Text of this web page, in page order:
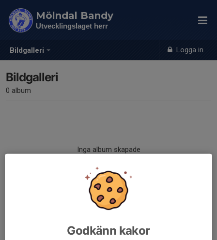
Bildgalleri Logga in
Mölndal Bandy
Utvecklingslaget herr
Bildgalleri
0 album
Inga album skapade
Godkänn kakor